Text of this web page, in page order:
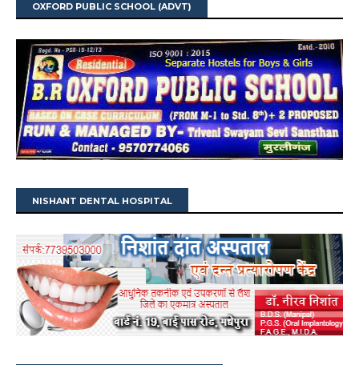
OXFORD PUBLIC SCHOOL (ADVT)
NISHANT DENTAL HOSPITAL